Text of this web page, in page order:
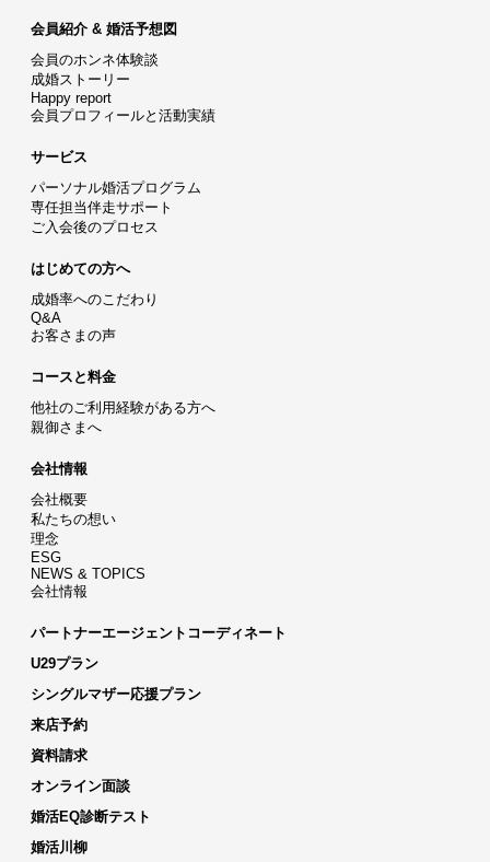
会員紹介 & 婚活予想図
会員のホンネ体験談
成婚ストーリー
Happy report
会員プロフィールと活動実績
サービス
パーソナル婚活プログラム
専任担当伴走サポート
ご入会後のプロセス
はじめての方へ
成婚率へのこだわり
Q&A
お客さまの声
コースと料金
他社のご利用経験がある方へ
親御さまへ
会社情報
会社概要
私たちの想い
理念
ESG
NEWS & TOPICS
会社情報
パートナーエージェントコーディネート
U29プラン
シングルマザー応援プラン
来店予約
資料請求
オンライン面談
婚活EQ診断テスト
婚活川柳